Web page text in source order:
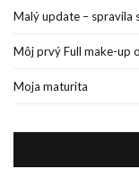
Malý update – spravila
Môj prvý Full make-up
Moja maturita